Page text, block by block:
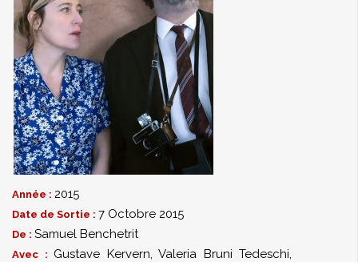
Année : 2015
Date de Sortie : 7 Octobre 2015
De : Samuel Benchetrit
Avec : Gustave Kervern, Valeria Bruni Tedeschi,